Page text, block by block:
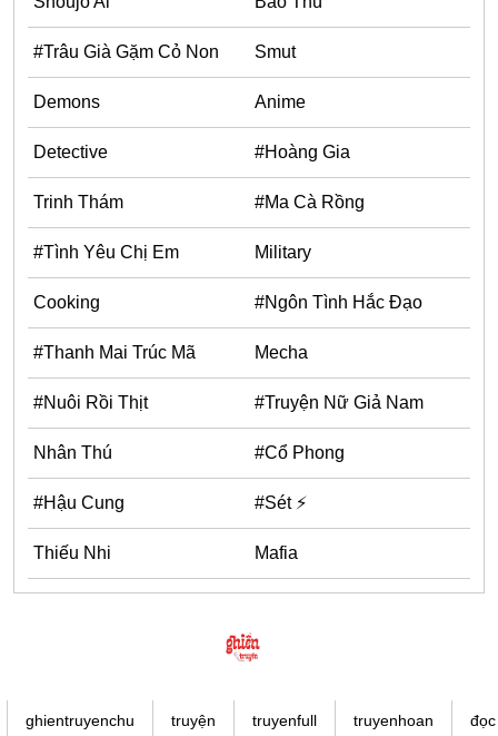
#Trâu Già Gặm Cỏ Non Smut
Demons Anime
Detective #Hoàng Gia
Trinh Thám #Ma Cà Rồng
#Tình Yêu Chị Em Military
Cooking #Ngôn Tình Hắc Đạo
#Thanh Mai Trúc Mã Mecha
#Nuôi Rồi Thịt #Truyện Nữ Giả Nam
Nhân Thú #Cổ Phong
#Hậu Cung #Sét ⚡
Thiếu Nhi Mafia
ghientruyenchu
truyện
truyenfull truyenhoan
đọc